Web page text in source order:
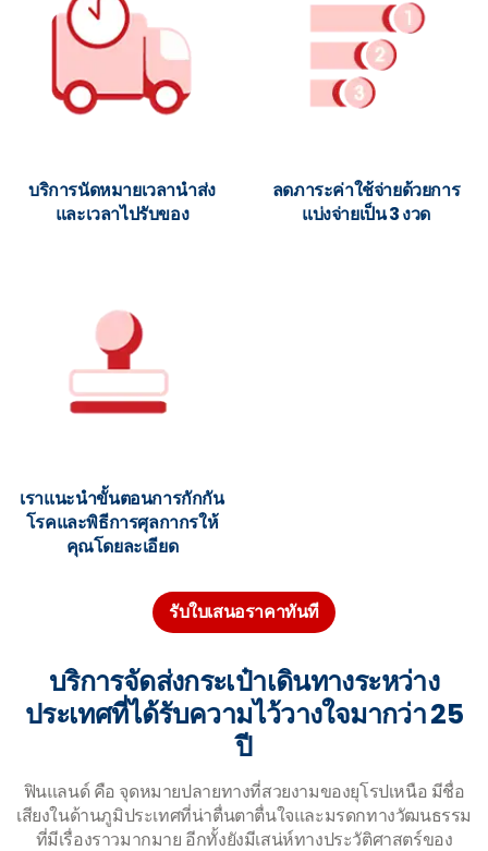
บริการนัดหมายเวลานำส่ง
และเวลาไปรับของ
ลดภาระค่าใช้จ่ายด้วยการ
แบ่งจ่ายเป็น 3 งวด
เราแนะนำขั้นตอนการกักกัน
โรคและพิธีการศุลกากรให้
คุณโดยละเอียด
รับใบเสนอราคาทันที
บริการจัดส่งกระเป๋าเดินทางระหว่าง
ประเทศที่ได้รับความไว้วางใจมากว่า 25
ปี
ฟินแลนด์ คือ จุดหมายปลายทางที่สวยงามของยุโรปเหนือ มีชื่อ
เสียงในด้านภูมิประเทศที่น่าตื่นตาตื่นใจและมรดกทางวัฒนธรรม
ที่มีเรื่องราวมากมาย อีกทั้งยังมีเสน่ห์ทางประวัติศาสตร์ของ